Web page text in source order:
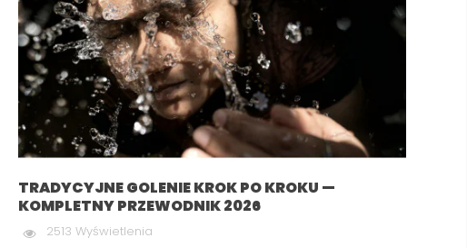
TRADYCYJNE GOLENIE KROK PO KROKU —
KOMPLETNY PRZEWODNIK 2026
2513 Wyświetlenia